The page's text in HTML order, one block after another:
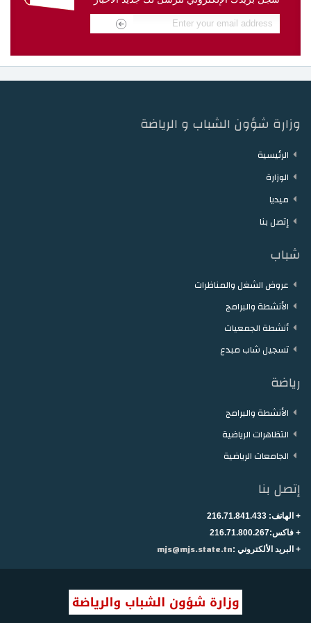
دار الشباب توزر دار الشباب دقاش دار الشباب نفطة
وزارة شؤون الشباب و الرياضة
الرئيسية
الوزارة
ميديا
إتصل بنا
شباب
عروض الشغل والمناظرات
الأنشطة والبرامج
أنشطة الجمعيات
تسجيل شاب مبدع
رياضة
الأنشطة والبرامج
التظاهرات الرياضية
الجامعات الرياضية
إتصل بنا
+ الهاتف: 216.71.841.433
+ فاكس:216.71.800.267
+ البريد الألكتروني :mjs@mjs.state.tn